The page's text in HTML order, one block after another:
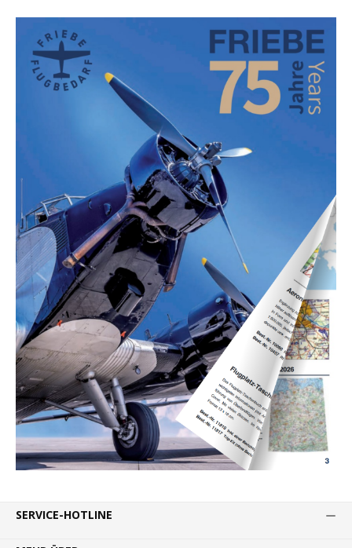
SERVICE-HOTLINE